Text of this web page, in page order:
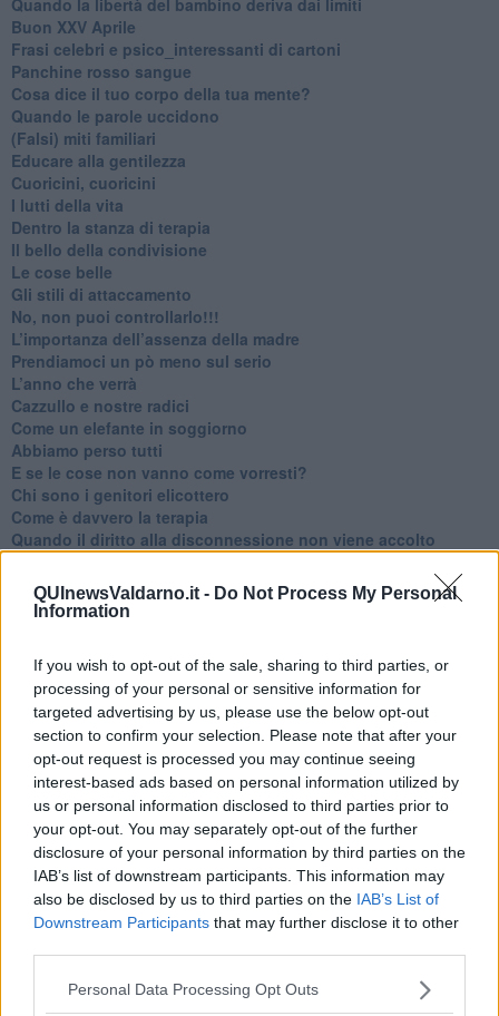
QUInewsValdarno.it - Do Not Process My Personal
Information
If you wish to opt-out of the sale, sharing to third parties, or
processing of your personal or sensitive information for
targeted advertising by us, please use the below opt-out
section to confirm your selection. Please note that after your
opt-out request is processed you may continue seeing
interest-based ads based on personal information utilized by
us or personal information disclosed to third parties prior to
your opt-out. You may separately opt-out of the further
disclosure of your personal information by third parties on the
IAB’s list of downstream participants. This information may
also be disclosed by us to third parties on the IAB’s List of
Downstream Participants that may further disclose it to other
Personal Data Processing Opt Outs
Buon XXV Aprile
​Frasi celebri e psico_interessanti di cartoni
​Panchine rosso sangue
​Cosa dice il tuo corpo della tua mente?
​Quando le parole uccidono
​(Falsi) miti familiari
​Educare alla gentilezza
​Cuoricini, cuoricini
I lutti della vita
​Dentro la stanza di terapia
​Il bello della condivisione
Le cose belle
​Gli stili di attaccamento
No, non puoi controllarlo!!!
​L’importanza dell’assenza della madre
​Prendiamoci un pò meno sul serio
​L’anno che verrà
​Cazzullo e nostre radici
​Come un elefante in soggiorno
​Abbiamo perso tutti
E se le cose non vanno come vorresti?
​Chi sono i genitori elicottero
Come è davvero la terapia
Quando il diritto alla disconnessione non viene accolto
​Il diritto ad essere disconnessi
​Il pensiero dicotomico e la salute mentale
​Differenze tra persone frustrate e non
L’invisibile fatica mentale
Vacanze a km zero
​Buone Vacan(si)e!
​Il lato positivo delle cose
​Storie antiche di tempi moderni
​Quello che alle mamme non dicono
Adultescenza
Homo imbecillis
​4 anni di Blog
Quando il silenzio è aggressivo
​Il passato, questo conosciuto!
La maternità
​L’uomo o l’orso?